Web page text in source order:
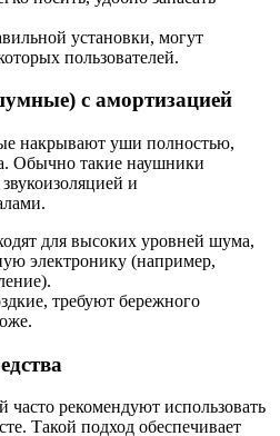
установки, могут
пользователей.
с амортизацией
накрывают уши полностью,
Обычно такие наушники
и
для высоких уровней шума,
электронику (например,
требуют бережного
рекомендуют использовать
Такой подход обеспечивает